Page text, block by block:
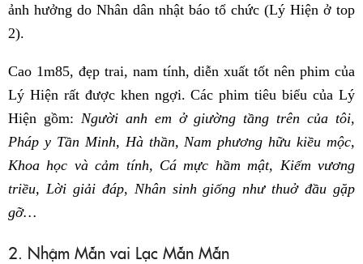
ảnh hưởng do Nhân dân nhật báo tổ chức (Lý Hiện ở top
2).
Cao 1m85, đẹp trai, nam tính, diễn xuất tốt nên phim của
Lý Hiện rất được khen ngợi. Các phim tiêu biểu của Lý
Hiện gồm: Người anh em ở giường tầng trên của tôi,
Pháp y Tần Minh, Hà thần, Nam phương hữu kiều mộc,
Khoa học và cảm tính, Cá mực hầm mật, Kiếm vương
triều, Lời giải đáp, Nhân sinh giống như thuở đầu gặp
gỡ…
2. Nhậm Mẫn vai Lạc Mẫn Mẫn